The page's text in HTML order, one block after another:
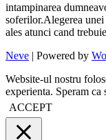
intampinarea
soferilor.Alegerea
ales atunci cand
Neve | Powered by
Website-ul nostru
experienta. Speram ca
ACCEPT